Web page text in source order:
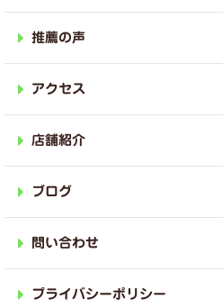
推薦の声
アクセス
店舗紹介
ブログ
問い合わせ
プライバシーポリシー